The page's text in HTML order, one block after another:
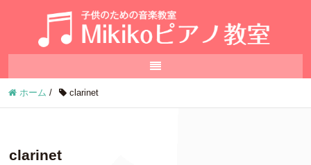
ホーム / clarinet
clarinet